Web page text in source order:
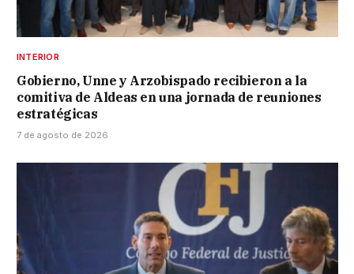
INTERIOR
Gobierno, Unne y Arzobispado recibieron a la
comitiva de Aldeas en una jornada de reuniones
estratégicas
7 de agosto de 2026